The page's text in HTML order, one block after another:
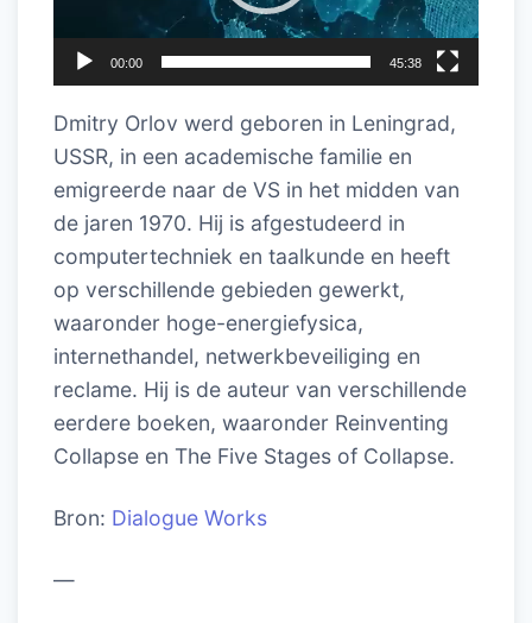
00:00 45:38
Dmitry Orlov werd geboren in Leningrad,
USSR, in een academische familie en
emigreerde naar de VS in het midden van
de jaren 1970. Hij is afgestudeerd in
computertechniek en taalkunde en heeft
op verschillende gebieden gewerkt,
waaronder hoge-energiefysica,
internethandel, netwerkbeveiliging en
reclame. Hij is de auteur van verschillende
eerdere boeken, waaronder Reinventing
Collapse en The Five Stages of Collapse.
Bron: Dialogue Works
—